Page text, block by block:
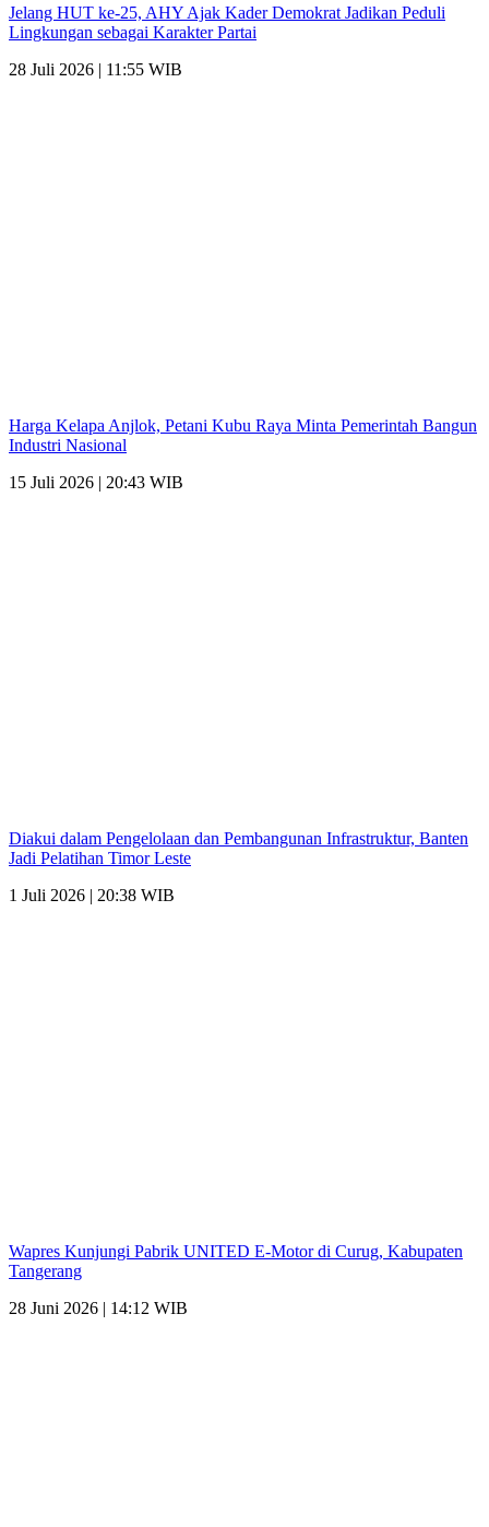
Jelang HUT ke-25, AHY Ajak Kader Demokrat Jadikan Peduli
Lingkungan sebagai Karakter Partai
28 Juli 2026 | 11:55 WIB
Harga Kelapa Anjlok, Petani Kubu Raya Minta Pemerintah Bangun
Industri Nasional
15 Juli 2026 | 20:43 WIB
Diakui dalam Pengelolaan dan Pembangunan Infrastruktur, Banten
Jadi Pelatihan Timor Leste
1 Juli 2026 | 20:38 WIB
Wapres Kunjungi Pabrik UNITED E-Motor di Curug, Kabupaten
Tangerang
28 Juni 2026 | 14:12 WIB